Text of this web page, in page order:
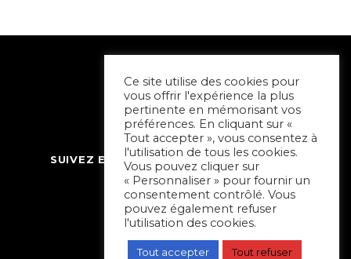
SUIVEZ ET CONTACTEZ SORTIR À NIORT
Ce site utilise des cookies pour
vous offrir l'expérience la plus
pertinente en mémorisant vos
préférences. En cliquant sur «
Tout accepter », vous consentez à
l'utilisation de tous les cookies.
Vous pouvez cliquer sur
« Personnaliser » pour fournir un
consentement contrôlé. Vous
pouvez également refuser
l'utilisation des cookies.
Tout accepter Tout refuser